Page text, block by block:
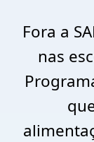
Fora a
nas